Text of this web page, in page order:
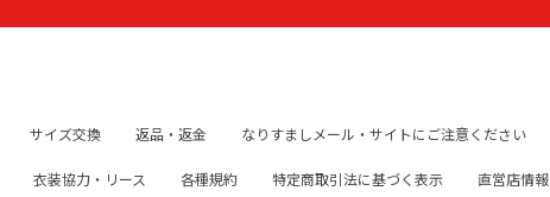
サイズ交換 返品・返金 なりすましメール・サイトにご注意ください
衣装協力・リース 各種規約 特定商取引法に基づく表示 直営店情報